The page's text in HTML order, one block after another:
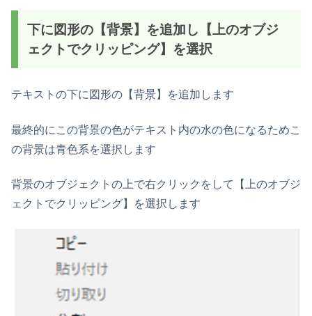
下に図形の【背景】を追加し【上のオブジ
ェクトでクリッピング】を選択
テキストの下に図形の【背景】を追加します
最終的にこの背景の色がテキスト内の水の色になるためこ
の背景は青色系を選択します
背景のオブジェクトの上で右クリックをして【上のオブジ
ェクトでクリッピング】を選択します